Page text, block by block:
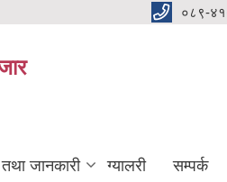
०८९-
जानकारी ग्यालरी सम्पर्क